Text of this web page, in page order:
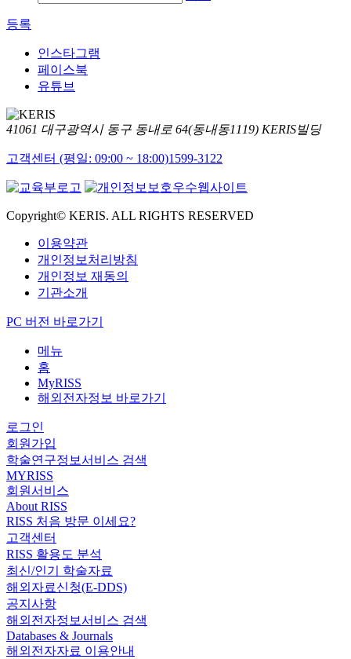
등록
인스타그램
페이스북
유튜브
41061 대구광역시 동구 동내로 64(동내동1119) KERIS빌딩
고객센터 (평일: 09:00 ~ 18:00)1599-3122
Copyright© KERIS. ALL RIGHTS RESERVED
이용약관
개인정보처리방침
개인정보 재동의
기관소개
PC 버전 바로가기
메뉴
홈
MyRISS
해외전자정보 바로가기
로그인
회원가입
학술연구정보서비스 검색
MYRISS
회원서비스
About RISS
RISS 처음 방문 이세요?
고객센터
RISS 활용도 분석
최신/인기 학술자료
해외자료신청(E-DDS)
공지사항
해외전자정보서비스 검색
Databases & Journals
해외전자자료 이용안내